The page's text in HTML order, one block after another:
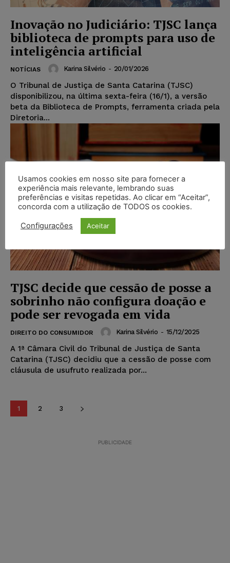
Inovação no Judiciário: TJSC lança
biblioteca de prompts para uso de
inteligência artificial
NOTÍCIAS Karina Silvério - 20/01/2026
O Tribunal de Justiça de Santa Catarina (TJSC)
disponibilizou, na última sexta-feira (16/1), a versão
beta da Biblioteca de Prompts, ferramenta criada pela
Diretoria...
TJSC decide que cessão de posse a
sobrinho não configura doação e
pode ser revogada em vida
DIREITO DO CONSUMIDOR Karina Silvério - 15/12/2025
A 1ª Câmara Civil do Tribunal de Justiça de Santa
Catarina (TJSC) decidiu que a cessão de posse com
cláusula de usufruto realizada por...
1 2 3
PUBLICIDADE
Usamos cookies em nosso site para fornecer a
experiência mais relevante, lembrando suas
preferências e visitas repetidas. Ao clicar em “Aceitar”,
concorda com a utilização de TODOS os cookies.
Configurações Aceitar